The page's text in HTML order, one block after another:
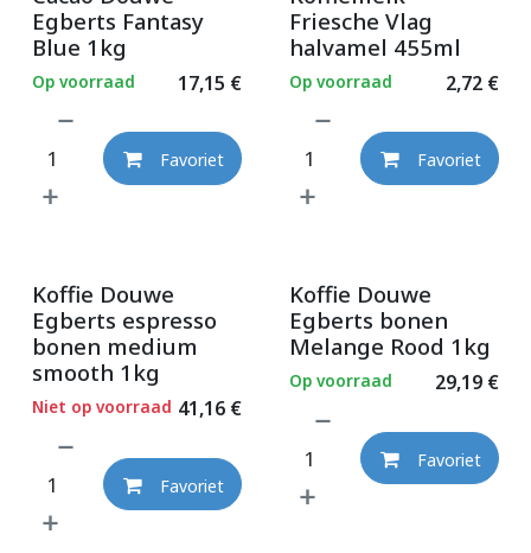
Egberts Fantasy
Blue 1kg
17,15 €
Op voorraad
Favoriet
Friesche Vlag
halvamel 455ml
2,72€
Op voorraad
Favoriet
Koffie Douwe
Egberts espresso
bonen medium
smooth 1kg
41,16€
Niet op voorraad
Favoriet
Koffie Douwe
Egberts bonen
Melange Rood 1kg
29,19€
Op voorraad
Favoriet